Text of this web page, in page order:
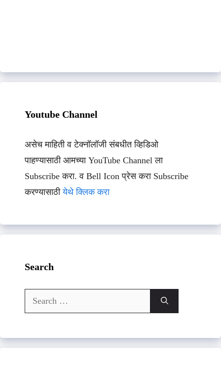
Youtube Channel
असेच माहिती व टेक्नॉलॉजी संबधीत व्हिडिओ
पाहण्यासाठी आमच्या YouTube Channel ला
Subscribe करा. व Bell Icon प्रेस करा Subscribe
करण्यासाठीयेथे क्लिक करा
Search
Search
for: